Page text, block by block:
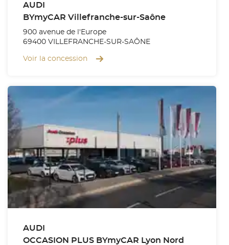
AUDI
BYmyCAR Villefranche-sur-Saône
900 avenue de l'Europe
69400 VILLEFRANCHE-SUR-SAÔNE
Voir la concession
AUDI
OCCASION PLUS BYmyCAR Lyon Nord